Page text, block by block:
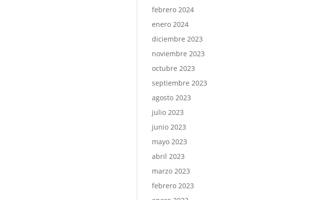
febrero 2024
enero 2024
diciembre 2023
noviembre 2023
octubre 2023
septiembre 2023
agosto 2023
julio 2023
junio 2023
mayo 2023
abril 2023
marzo 2023
febrero 2023